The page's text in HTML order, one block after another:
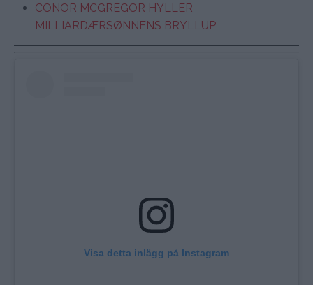
CONOR MCGREGOR HYLLER
MILLIARDÆRSØNNENS BRYLLUP
Visa detta inlägg på Instagram